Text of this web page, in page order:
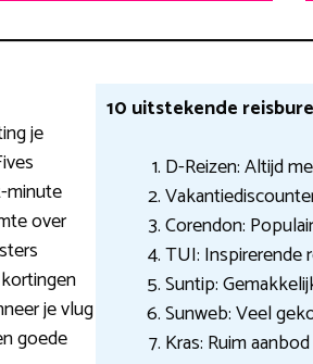
je
minute
over
je vlug
goede
10 uitstekende
D-Reizen: Altijd
Corendon:
TUI: Inspirerende
Suntip:
Sunweb: Veel
Kras: Ruim